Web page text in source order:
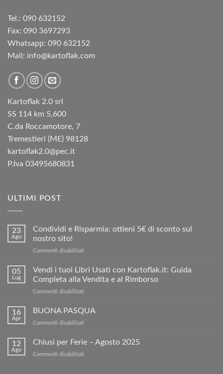
Tel.: 090 632152
Fax: 090 3697293‬
Whatsapp: 090 632152
Mail: info@kartoflak.com
Kartoflak 2.0 srl
SS 114 km 5,600
C.da Roccamotore, 7
Tremestieri (ME) 98128
kartoflak2.0@pec.it
P.Iva 03495680831
ULTIMI POST
23
Ago
Condividi e Risparmia: ottieni 5€ di sconto sul
nostro sito!
Commenti disabilitati
Risparmia:
sconto
05
Lug
Vendi i tuoi Libri Usati con Kartoflak.it: Guida
Completa alla Vendita e al Rimborso
Commenti disabilitati
i
tuoi
con
16
Apr
BUONA PASQUA
Commenti disabilitati
PASQUA
12
Ago
Chiusi per Ferie – Agosto 2025
Commenti disabilitati